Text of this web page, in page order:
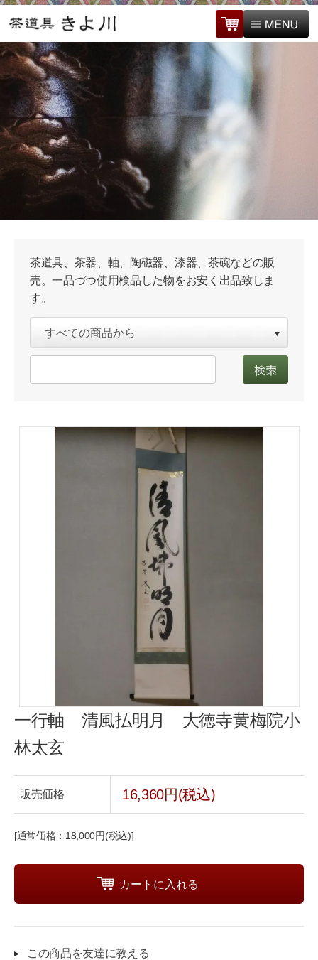
茶道具、茶器、軸、陶磁器、漆器、茶碗などの販
売。一品づつ使用検品した物をお安く出品致しま
す。
一行軸 清風払明月 大徳寺黄梅院小
林太玄
販売価格 16,360円(税込)
[通常価格：18,000円(税込)]
この商品を友達に教える